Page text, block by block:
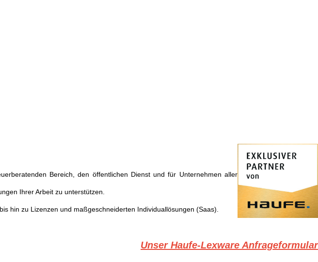
Bereich, den öffentlichen Dienst und für Unternehmen aller
Ihrer Arbeit zu unterstützen.
hin zu Lizenzen und maßgeschneiderten Individuallösungen (Saas).
Unser Haufe-Lexware Anfrageformular